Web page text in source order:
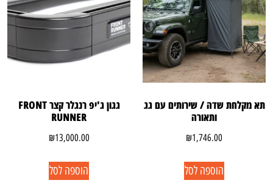
תא מקלחת שדה / שירותים עם גג
ותאורה
₪1,746.00
הוספה לסל
גגון ג'יפ רנגלר קצר FRONT
RUNNER
₪13,000.00
הוספה לסל